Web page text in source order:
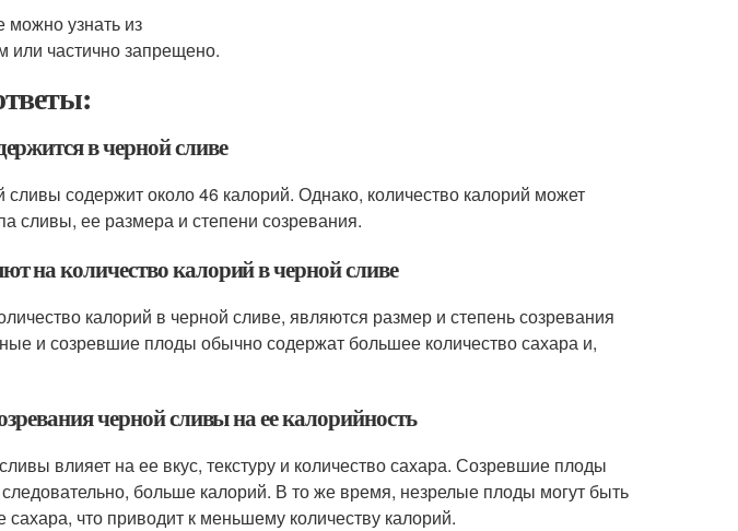
можно узнать из
или частично запрещено.
в черной сливе
содержит около 46 калорий. Однако, количество калорий может
сливы, ее размера и степени созревания.
на количество калорий в черной сливе
калорий в черной сливе, являются размер и степень созревания
и созревшие плоды обычно содержат большее количество сахара и,
черной сливы на ее калорийность
влияет на ее вкус, текстуру и количество сахара. Созревшие плоды
больше калорий. В то же время, незрелые плоды могут быть
что приводит к меньшему количеству калорий.